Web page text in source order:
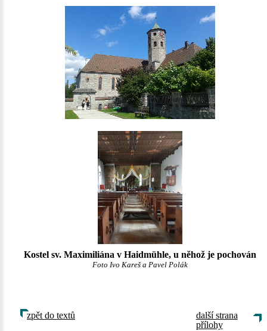
Kostel sv. Maximiliána v Haidmühle, u něhož je pochován
Foto Ivo Kareš a Pavel Polák
zpět do textů
další strana
přílohy